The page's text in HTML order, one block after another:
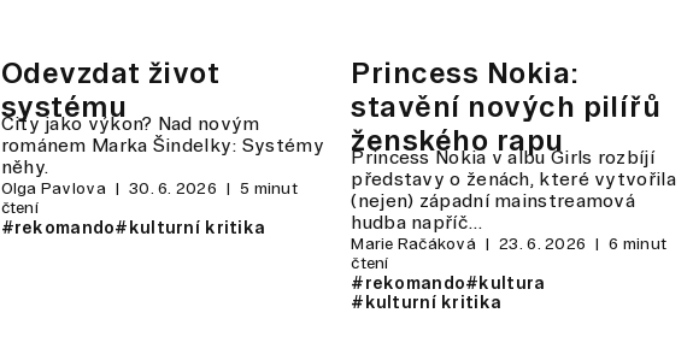
Odevzdat život
systému
City jako výkon? Nad novým
románem Marka Šindelky: Systémy
něhy.
Olga Pavlova 30. 6. 2026
5 minut
čtení
#rekomando#kulturní kritika
Princess Nokia:
stavění nových pilířů
ženského rapu
Princess Nokia v albu Girls rozbíjí
představy o ženách, které vytvořila
(nejen) západní mainstreamová
hudba napříč…
Marie Račáková 23. 6. 2026
6 minut
čtení
#rekomando#kultura
#kulturní kritika